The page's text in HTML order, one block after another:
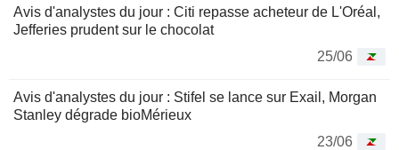
Avis d'analystes du jour : Citi repasse acheteur de L'Oréal,
Jefferies prudent sur le chocolat
25/06
Avis d'analystes du jour : Stifel se lance sur Exail, Morgan
Stanley dégrade bioMérieux
23/06